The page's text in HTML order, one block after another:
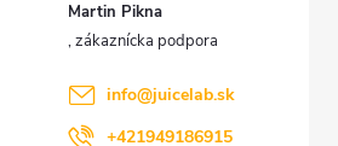
Martin Pikna
info@juicelab.sk
+421949186915